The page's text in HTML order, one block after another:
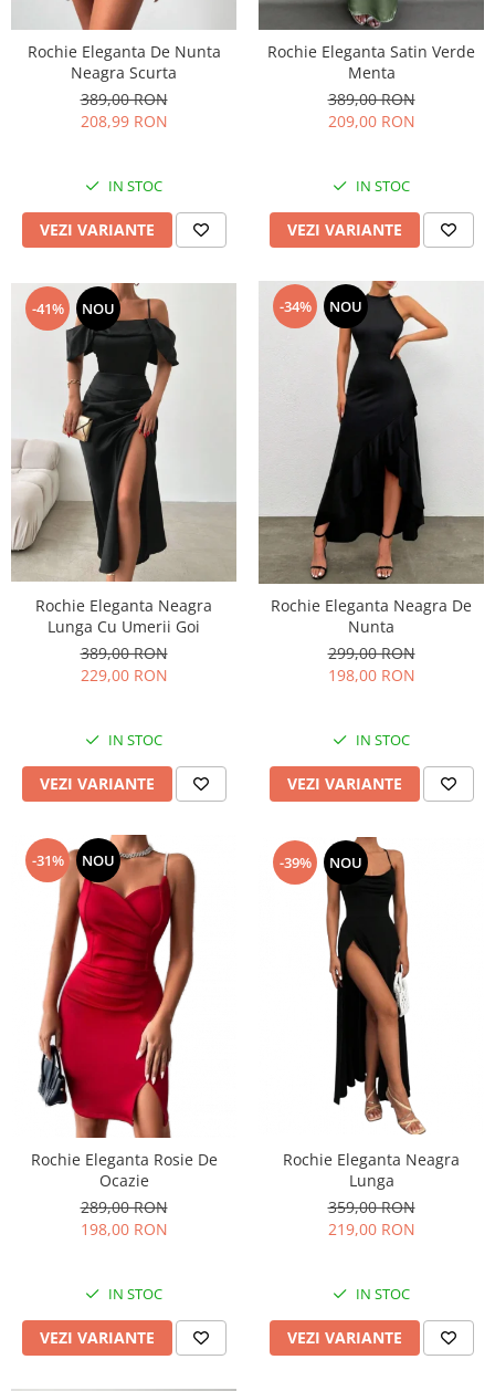
Rochie Eleganta De Nunta
Neagra Scurta
389,00 RON
208,99 RON
IN STOC
VEZI VARIANTE
Rochie Eleganta Satin Verde
Menta
389,00 RON
209,00 RON
IN STOC
VEZI VARIANTE
-41% NOU
Rochie Eleganta Neagra
Lunga Cu Umerii Goi
389,00 RON
229,00 RON
IN STOC
VEZI VARIANTE
-34% NOU
Rochie Eleganta Neagra De
Nunta
299,00 RON
198,00 RON
IN STOC
VEZI VARIANTE
-31% NOU
Rochie Eleganta Rosie De
Ocazie
289,00 RON
198,00 RON
IN STOC
VEZI VARIANTE
-39% NOU
Rochie Eleganta Neagra
Lunga
359,00 RON
219,00 RON
IN STOC
VEZI VARIANTE